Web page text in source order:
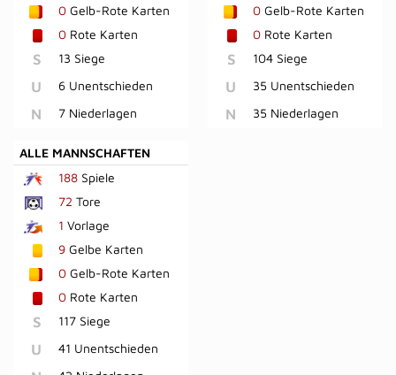
0 Gelb-Rote Karten
0 Rote Karten
S 13 Siege
U 6 Unentschieden
N 7 Niederlagen
0Gelb-Rote Karten
0Rote Karten
S 104 Siege
U 35 Unentschieden
N 35 Niederlagen
ALLE MANNSCHAFTEN
188 Spiele
72 Tore
1 Vorlage
9 Gelbe Karten
0 Gelb-Rote Karten
0 Rote Karten
S 117 Siege
U 41 Unentschieden